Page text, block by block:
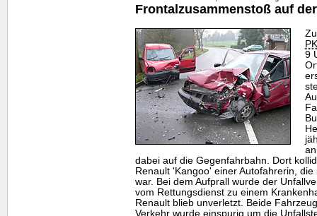
Frontalzusammenstoß auf
9
dabei auf die Gegenfahrbahn. Dort
Renault 'Kangoo' einer Autofahrerin,
war. Bei dem Aufprall wurde der
vom Rettungsdienst zu einem
Renault blieb unverletzt. Beide
Verkehr wurde einspurig um die